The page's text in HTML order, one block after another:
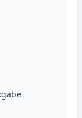
LC125Y gelb